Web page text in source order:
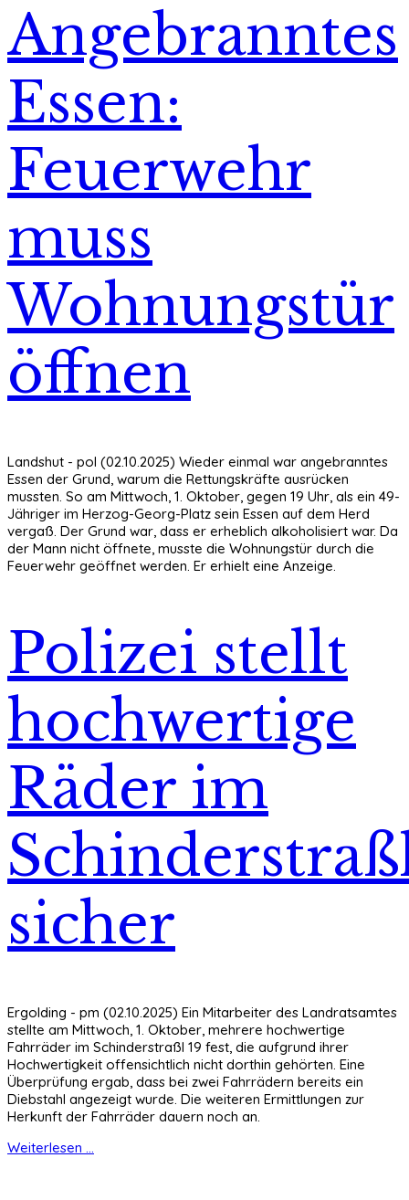
Angebranntes
Essen:
Feuerwehr
muss
Wohnungstür
öffnen
Landshut - pol (02.10.2025) Wieder einmal war angebranntes
Essen der Grund, warum die Rettungskräfte ausrücken
mussten. So am Mittwoch, 1. Oktober, gegen 19 Uhr, als ein 49-
Jähriger im Herzog-Georg-Platz sein Essen auf dem Herd
vergaß. Der Grund war, dass er erheblich alkoholisiert war. Da
der Mann nicht öffnete, musste die Wohnungstür durch die
Feuerwehr geöffnet werden. Er erhielt eine Anzeige.
Polizei stellt
hochwertige
Räder im
sicher
Ergolding - pm (02.10.2025) Ein Mitarbeiter des Landratsamtes
stellte am Mittwoch, 1. Oktober, mehrere hochwertige
Fahrräder im Schinderstraßl 19 fest, die aufgrund ihrer
Hochwertigkeit offensichtlich nicht dorthin gehörten. Eine
Überprüfung ergab, dass bei zwei Fahrrädern bereits ein
Diebstahl angezeigt wurde. Die weiteren Ermittlungen zur
Herkunft der Fahrräder dauern noch an.
Weiterlesen ...